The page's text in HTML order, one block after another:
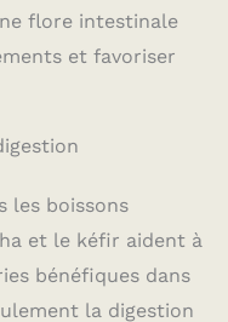
flore intestinale
et favoriser
les boissons
et le kéfir aident à
bénéfiques dans
la digestion